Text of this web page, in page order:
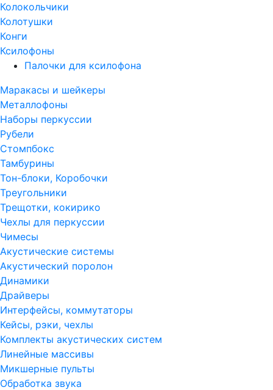
Колокольчики
Колотушки
Конги
Ксилофоны
Палочки для ксилофона
Маракасы и шейкеры
Металлофоны
Наборы перкуссии
Рубели
Стомпбокс
Тамбурины
Тон-блоки, Коробочки
Треугольники
Трещотки, кокирико
Чехлы для перкуссии
Чимесы
Акустические системы
Акустический поролон
Динамики
Драйверы
Интерфейсы, коммутаторы
Кейсы, рэки, чехлы
Комплекты акустических систем
Линейные массивы
Микшерные пульты
Обработка звука